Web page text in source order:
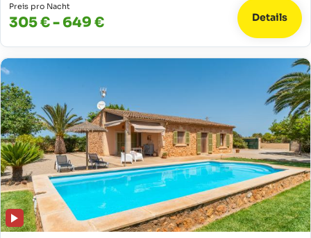
Preis pro Nacht
305 € - 649 € Details